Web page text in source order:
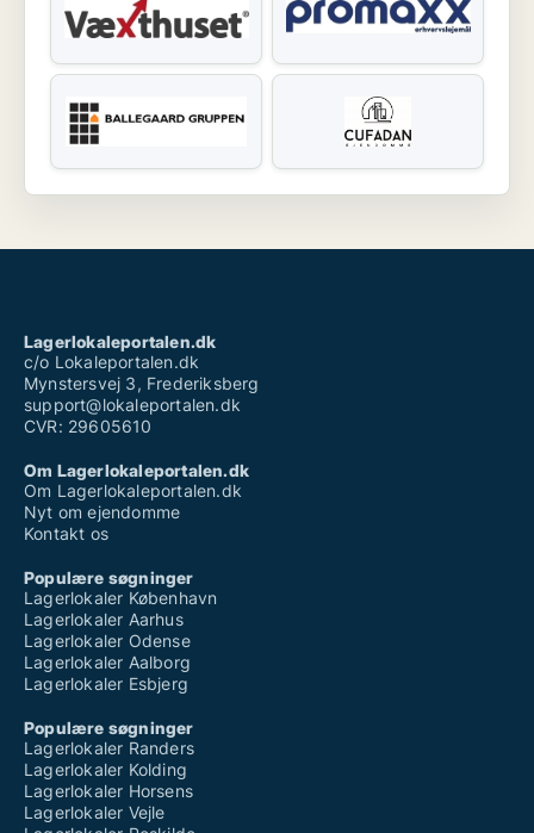
Lagerlokaleportalen.dk
c/o Lokaleportalen.dk
Mynstersvej 3, Frederiksberg
support@lokaleportalen.dk
CVR: 29605610
Om Lagerlokaleportalen.dk
Om Lagerlokaleportalen.dk
Nyt om ejendomme
Kontakt os
Populære søgninger
Lagerlokaler København
Lagerlokaler Aarhus
Lagerlokaler Odense
Lagerlokaler Aalborg
Lagerlokaler Esbjerg
Populære søgninger
Lagerlokaler Randers
Lagerlokaler Kolding
Lagerlokaler Horsens
Lagerlokaler Vejle